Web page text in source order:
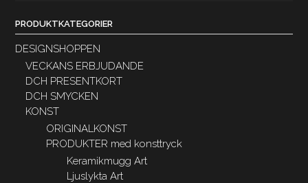
PRODUKTKATEGORIER
DESIGNSHOPPEN
VECKANS ERBJUDANDE
DCH PRESENTKORT
DCH SMYCKEN
KONST
ORIGINALKONST
PRODUKTER med konsttryck
Keramikmugg Art
Ljuslykta Art